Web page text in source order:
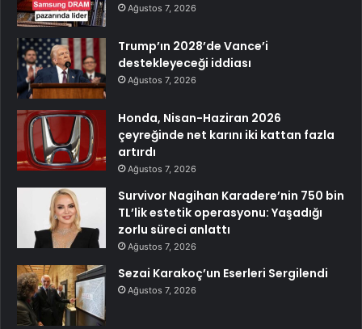
Ağustos 7, 2026
Trump’ın 2028’de Vance’i
destekleyeceği iddiası
Ağustos 7, 2026
Honda, Nisan-Haziran 2026
çeyreğinde net karını iki kattan fazla
artırdı
Ağustos 7, 2026
Survivor Nagihan Karadere’nin 750 bin
TL’lik estetik operasyonu: Yaşadığı
zorlu süreci anlattı
Ağustos 7, 2026
Sezai Karakoç’un Eserleri Sergilendi
Ağustos 7, 2026